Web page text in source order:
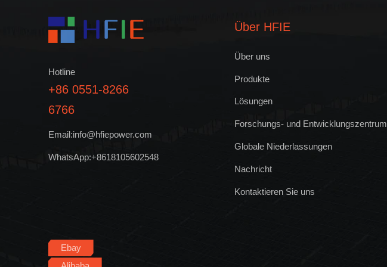
Hotline
+86 0551-8266
6766
Email:info@hfiepower.com
WhatsApp:+8618105602548
Ebay
Über HFIE
Über uns
Produkte
Lösungen
Forschungs- und Entwicklungszentrum
Globale Niederlassungen
Nachricht
Kontaktieren Sie uns